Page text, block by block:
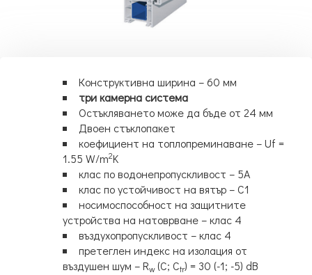
Конструктивна ширина – 60 мм
три камерна система
Остъкляването може да бъде от 24 мм
Двоен стъклопакет
коефициент на топлопреминаване – Uf =
1.55 W/m2K
клас по водонепропускливост – 5А
клас по устойчивост на вятър – С1
носимоспособност на защитните
устройства на натоврване – клас 4
въздухопропускливост – клас 4
претеглен индекс на изолация от
въздушен шум – Rw(C; Ctr) = 30 (-1; -5) dB